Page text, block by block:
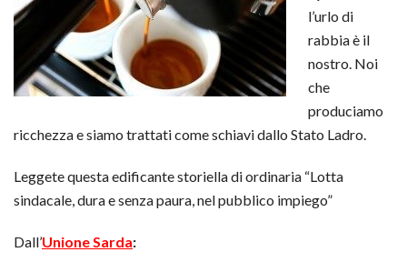
l’urlo di
rabbia è il
nostro. Noi
che
produciamo
ricchezza e siamo trattati come schiavi dallo Stato Ladro.
Leggete questa edificante storiella di ordinaria “Lotta
sindacale, dura e senza paura, nel pubblico impiego”
Dall’Unione Sarda: